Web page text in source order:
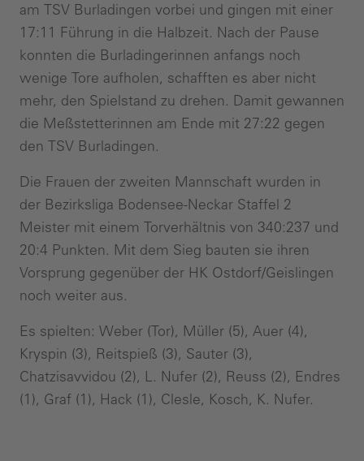
am TSV Burladingen vorbei und gingen mit einer
17:11 Führung in die Halbzeit. Nach der Pause
konnten die Burladingerinnen anfangs noch
wenige Tore aufholen, schafften es aber nicht
mehr, den Spielstand zu drehen. Damit gewannen
die Meßstetterinnen am Ende mit 27:22 gegen
den TSV Burladingen.
Die Frauen der zweiten Mannschaft wurden in
der Bezirksliga Bodensee-Neckar Staffel 2
Meister mit einem Torverhältnis von 340:237 und
20:4 Punkten. Mit dem Sieg bauten sie ihren
Vorsprung gegenüber der HK Ostdorf/Geislingen
noch weiter aus.
Es spielten: Weber (Tor), Müller (5), Auer (4),
Kryspin (3), Reitspieß (3), Sauter (3),
Chatzisavvidou (2), L. Nufer (2), Reuss (2), Endres
(1), Graf (1), Hack (1), Clesle, Kosch, K. Nufer.